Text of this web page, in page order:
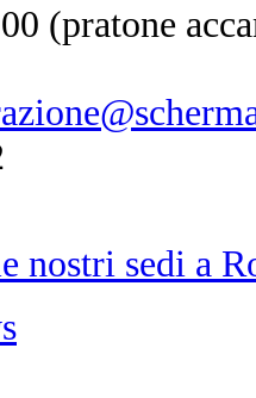
(pratone
nostri sedi a